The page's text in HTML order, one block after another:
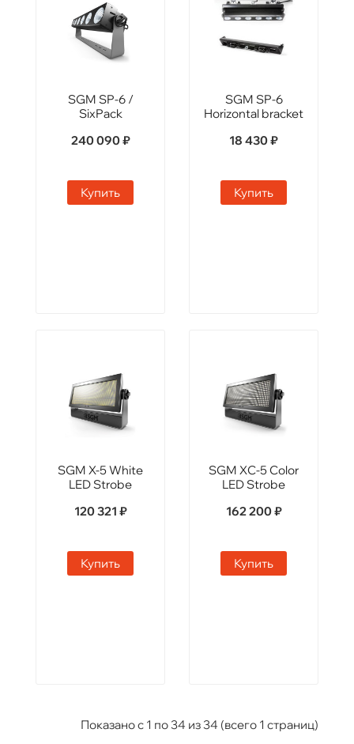
SGM SP-6 /
SixPack
240 090 ₽
Купить
SGM SP-6
Horizontal bracket
18 430 ₽
Купить
SGM X-5 White
LED Strobe
120 321 ₽
Купить
SGM XC-5 Color
LED Strobe
162 200 ₽
Купить
Показано с 1 по 34 из 34 (всего 1 страниц)